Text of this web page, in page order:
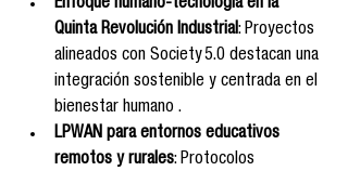
Enfoque humano-tecnología en la
Quinta Revolución Industrial: Proyectos
alineados con Society 5.0 destacan una
integración sostenible y centrada en el
bienestar humano .
LPWAN para entornos educativos
remotos y rurales: Protocolos